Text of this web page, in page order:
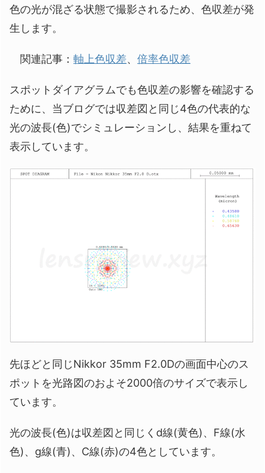
色の光が混ざる状態で撮影されるため、色収差が発
生します。
関連記事： 軸上色収差、 倍率色収差
スポットダイアグラムでも色収差の影響を確認する
ために、当ブログでは収差図と同じ4色の代表的な
光の波長(色)でシミュレーションし、結果を重ねて
表示しています。
先ほどと同じNikkor 35mm F2.0Dの画面中心のス
ポットを光路図のおよそ2000倍のサイズで表示し
ています。
光の波長(色)は収差図と同じくd線(黄色)、F線(水
色)、g線(青)、C線(赤)の4色としています。